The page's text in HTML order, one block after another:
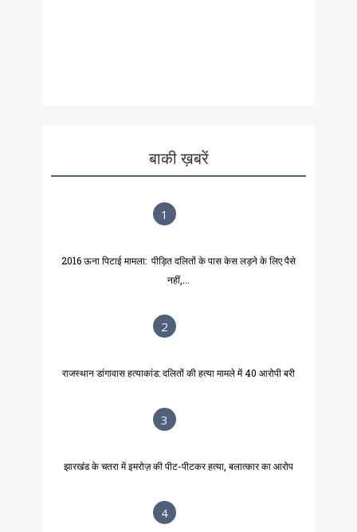
बाकी ख़बरें
1
2016 ऊना पिटाई मामला: पीड़ित दलितों के पास केस लड़ने के लिए पैसे
नहीं,...
2
राजस्थान डांगावास हत्याकांड: दलितों की हत्या मामले में 40 आरोपी बरी
3
झारखंड के चतरा में इमरोज़ की पीट-पीटकर हत्या, बलात्कार का आरोप
4